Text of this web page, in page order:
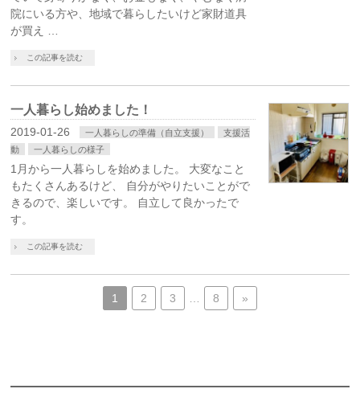
院にいる方や、地域で暮らしたいけど家財道具
が買え …
この記事を読む
一人暮らし始めました！
2019-01-26 一人暮らしの準備（自立支援）
支援活
動
一人暮らしの様子
1月から一人暮らしを始めました。 大変なこと
もたくさんあるけど、 自分がやりたいことがで
きるので、楽しいです。 自立して良かったで
す。
この記事を読む
1 2 3 8 »